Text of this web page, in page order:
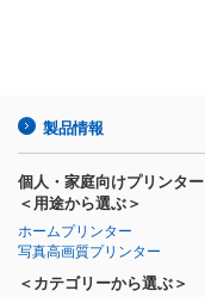
製品情報
個人・家庭向けプリンター
＜用途から選ぶ＞
ホームプリンター
写真高画質プリンター
＜カテゴリーから選ぶ＞